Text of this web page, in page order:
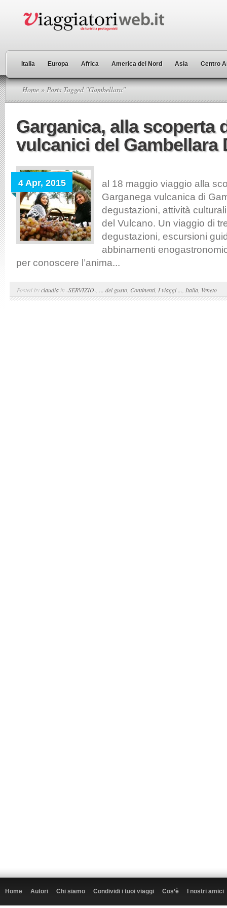
Italia Europa Africa America del Nord Asia Centro
Home » Posts Tagged "Gambellara"
Garganica, alla scoperta
vulcanici del Gambellara
4 Apr, 2015
al 18 maggio viaggio alla
Garganega vulcanica di
degustazioni, attività
del Vulcano. Un viaggio di
degustazioni, escursioni
abbinamenti
per conoscere l’anima...
Posted byclaudia in -SERVIZIO- ... del gusto Continenti, I viaggi ... Italia Veneto
Home Autori Chi siamo Condividi i tuoi viaggi Cos’è I nostri amici